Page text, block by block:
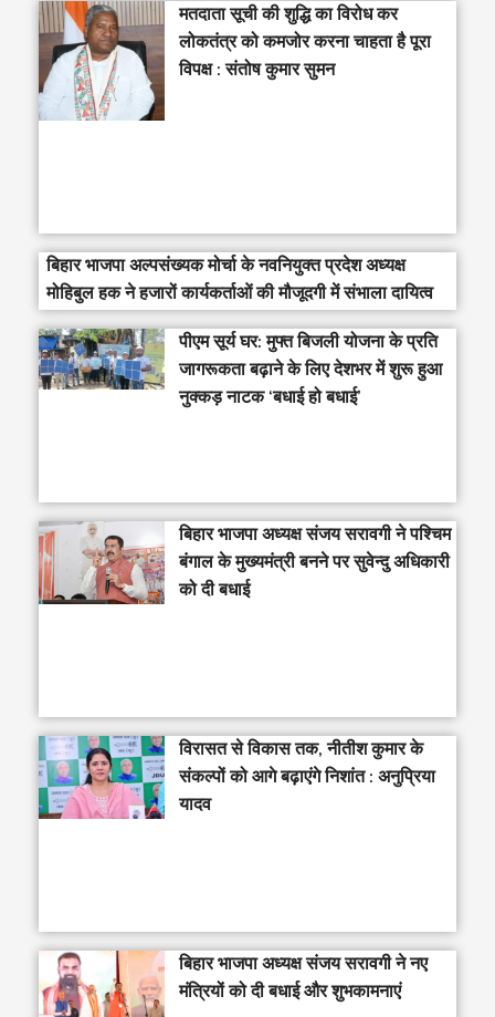
मतदाता सूची की शुद्धि का विरोध कर
लोकतंत्र को कमजोर करना चाहता है पूरा
विपक्ष : संतोष कुमार सुमन
बिहार भाजपा अल्पसंख्यक मोर्चा के नवनियुक्त प्रदेश अध्यक्ष
मोहिबुल हक ने हजारों कार्यकर्ताओं की मौजूदगी में संभाला दायित्व
पीएम सूर्य घर: मुफ्त बिजली योजना के प्रति
जागरूकता बढ़ाने के लिए देशभर में शुरू हुआ
नुक्कड़ नाटक ‘बधाई हो बधाई’
‎बिहार भाजपा अध्यक्ष संजय सरावगी ने पश्चिम
बंगाल के मुख्यमंत्री बनने पर सुवेन्दु अधिकारी
को दी बधाई
विरासत से विकास तक, नीतीश कुमार के
संकल्पों को आगे बढ़ाएंगे निशांत : अनुप्रिया
यादव
बिहार भाजपा अध्यक्ष संजय सरावगी ने नए
मंत्रियों को दी बधाई और शुभकामनाएं